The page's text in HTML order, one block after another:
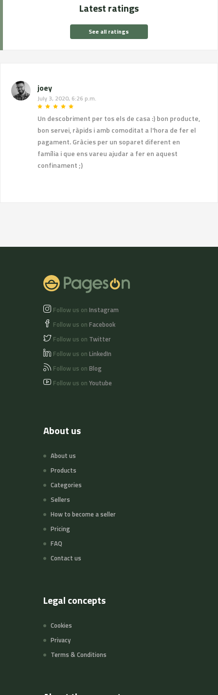
Latest ratings
See all ratings
joey
July 3, 2020, 6:26 p.m.
Un descobriment per tos els de casa :) bon producte,
bon servei, ràpids i amb comoditat a l'hora de fer el
pagament. Gràcies per un soparet diferent en
família i que ens vareu ajudar a fer en aquest
confinament ;)
Follow us on Instagram
Follow us on Facebook
Follow us on Twitter
Follow us on LinkedIn
Follow us on Blog
Follow us on Youtube
About us
About us
Products
Categories
Sellers
How to become a seller
Pricing
FAQ
Contact us
Legal concepts
Cookies
Privacy
Terms & Conditions